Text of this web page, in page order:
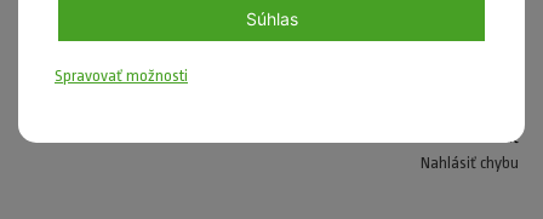
Zdieľať
Nahlásiť chybu
Súhlas
Spravovať možnosti